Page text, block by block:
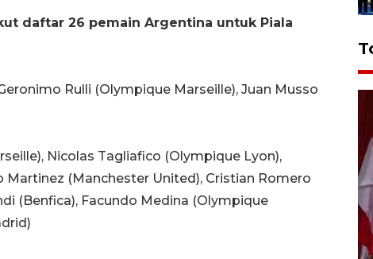
daftar 26 pemain Argentina untuk Piala
Rulli (Olympique Marseille), Juan Musso
Nicolas Tagliafico (Olympique Lyon),
Martinez (Manchester United), Cristian Romero
(Benfica), Facundo Medina (Olympique